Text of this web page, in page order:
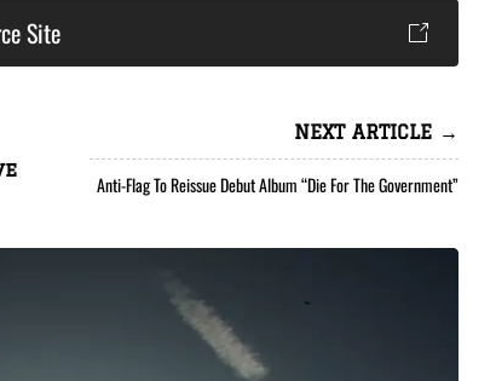
Site
NEXT ARTICLE →
Anti-Flag To Reissue Debut Album “Die For The Government”